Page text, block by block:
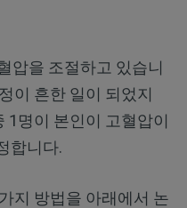
압을 조절하고 있습니
이 흔한 일이 되었지
1명이 본인이 고혈압이
합니다.
지 방법을 아래에서 논